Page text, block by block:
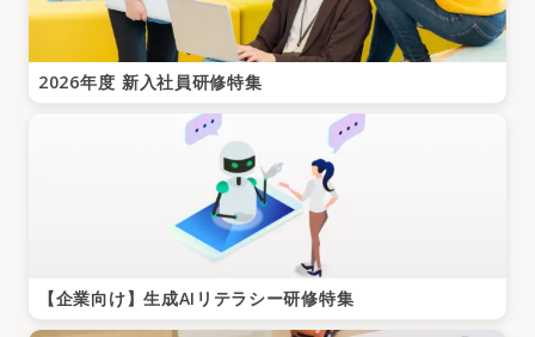
2026年度 新入社員研修特集
【企業向け】生成AIリテラシー研修特集